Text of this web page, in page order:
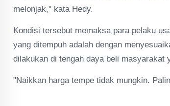
melonjak," kata Hedy.
Kondisi tersebut memaksa para pelaku
yang ditempuh adalah dengan
dilakukan di tengah daya beli masyarakat
"Naikkan harga tempe tidak mungkin.